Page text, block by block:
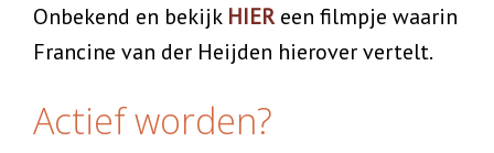
Onbekend en bekijk HIEReen filmpje waarin
Francine van der Heijden hierover vertelt.
Actief worden?